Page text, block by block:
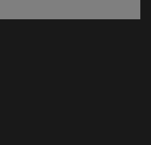
en nueva ventana)
en nueva ventana)